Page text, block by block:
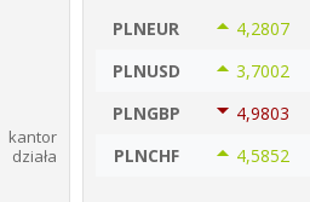
PLNEUR
4,2807
PLNUSD
3,7003
PLNGBP
4,9803
PLNCHF
4,5852